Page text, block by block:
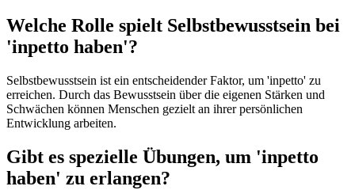
Welche Rolle spielt Selbstbewusstsein bei
'inpetto haben'?
Selbstbewusstsein ist ein entscheidender Faktor, um 'inpetto' zu
erreichen. Durch das Bewusstsein über die eigenen Stärken und
Schwächen können Menschen gezielt an ihrer persönlichen
Entwicklung arbeiten.
Gibt es spezielle Übungen, um 'inpetto
haben' zu erlangen?